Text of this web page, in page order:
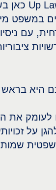
במשפט
עם
היא בראש
לעומק את
על